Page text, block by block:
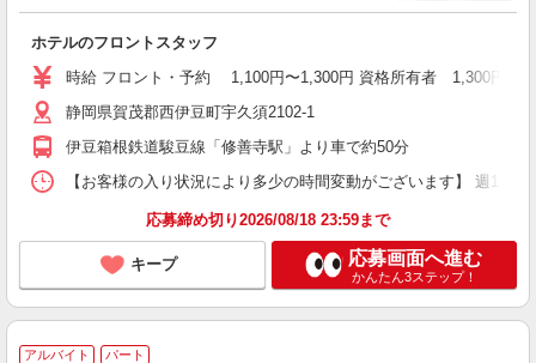
ホテルのフロントスタッフ
時給 フロント・予約 1,100円〜1,300円 資格所有者 1,300円〜
静岡県賀茂郡西伊豆町宇久須2102-1
伊豆箱根鉄道駿豆線「修善寺駅」より車で約50分
【お客様の入り状況により多少の時間変動がございます】 週1日
応募締め切り2026/08/18 23:59まで
キープ 応募画面へ進む
かんたん3ステップ！
アルバイト パート